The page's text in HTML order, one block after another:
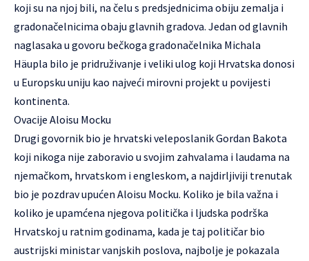
koji su na njoj bili, na čelu s predsjednicima obiju zemalja i
gradonačelnicima obaju glavnih gradova. Jedan od glavnih
naglasaka u govoru bečkoga gradonačelnika Michala
Häupla bilo je pridruživanje i veliki ulog koji Hrvatska donosi
u Europsku uniju kao najveći mirovni projekt u povijesti
kontinenta.
Ovacije Aloisu Mocku
Drugi govornik bio je hrvatski veleposlanik Gordan Bakota
koji nikoga nije zaboravio u svojim zahvalama i laudama na
njemačkom, hrvatskom i engleskom, a najdirljiviji trenutak
bio je pozdrav upućen Aloisu Mocku. Koliko je bila važna i
koliko je upamćena njegova politička i ljudska podrška
Hrvatskoj u ratnim godinama, kada je taj političar bio
austrijski ministar vanjskih poslova, najbolje je pokazala